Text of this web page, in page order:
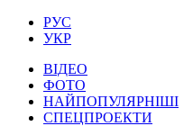
РУС
УКР
ВІДЕО
ФОТО
НАЙПОПУЛЯРНІШІ
СПЕЦПРОЕКТИ